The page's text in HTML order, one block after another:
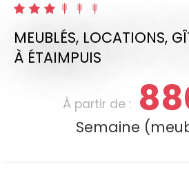
MEUBLÉS, LOCATIONS,
À ÉTAIMPUIS
À partir de :
Semaine